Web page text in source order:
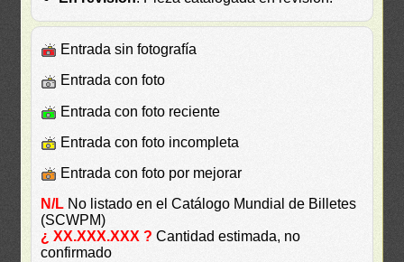
Entrada sin fotografía
Entrada con foto
Entrada con foto reciente
Entrada con foto incompleta
Entrada con foto por mejorar
N/L No listado en el Catálogo Mundial de Billetes
(SCWPM)
¿ XX.XXX.XXX ? Cantidad estimada, no
confirmado